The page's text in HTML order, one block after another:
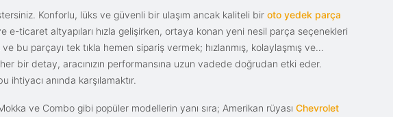
Konforlu, lüks ve güvenli bir ulaşım ancak kaliteli bir oto yedek parça
ticaret altyapıları hızla gelişirken, ortaya konan yeni nesil parça seçenekleri
bu parçayı tek tıkla hemen sipariş vermek; hızlanmış, kolaylaşmış ve
bir detay, aracınızın performansına uzun vadede doğrudan etki eder.
anında karşılamaktır.
ve Combo gibi popüler modellerin yanı sıra; Amerikan rüyası Chevrolet